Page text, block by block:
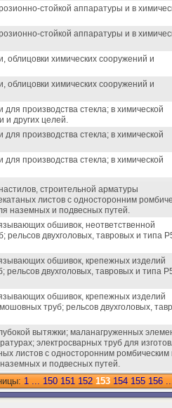
стойкой аппаратуры и в
стойкой аппаратуры и в
облицовки химических сооружений и
облицовки химических сооружений и
производства стекла; в химической
и других целей.
производства стекла; в химической
производства стекла; в химической
строительной арматуры
листов с односторонним
наземных и подвесных путей.
обшивок, неответственной
рельсов двухголовых, тавровых и типа
обшивок, крепежных изделий
рельсов двухголовых, тавровых и типа
обшивок, крепежных изделий
труб; рельсов двухголовых,
вытяжки; маланагруженных
электросварных труб для
листов с односторонним ромбическим
и подвесных путей.
1 ... 150 151 152 153 154 155 156